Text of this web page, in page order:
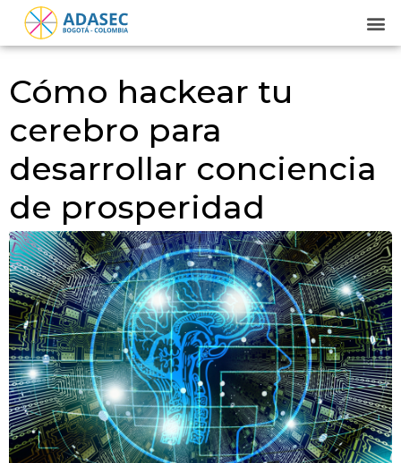
Cómo hackear tu
cerebro para
desarrollar conciencia
de prosperidad